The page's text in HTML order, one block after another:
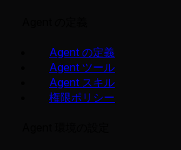
Agent の定義
Agent ツール
Agent スキル
権限ポリシー